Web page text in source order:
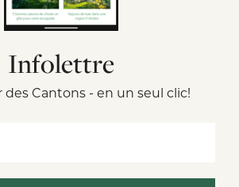
Infolettre
des Cantons - en un seul clic!